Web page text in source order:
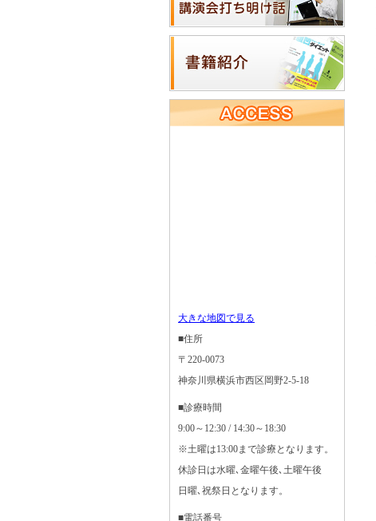
大きな地図で見る
■住所
〒220-0073
神奈川県横浜市西区岡野2-5-18
■診療時間
9:00～12:30 / 14:30～18:30
※土曜は13:00まで診療となります。
休診日は水曜､金曜午後､土曜午後
日曜､祝祭日となります。
■電話番号